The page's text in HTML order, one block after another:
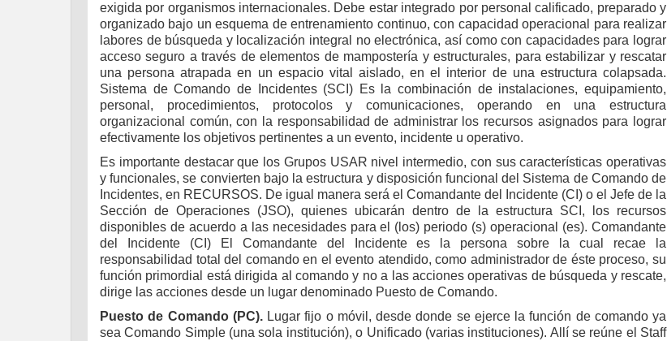
exigida por organismos internacionales. Debe estar integrado por personal calificado, preparado y
organizado bajo un esquema de entrenamiento continuo, con capacidad operacional para realizar
labores de búsqueda y localización integral no electrónica, así como con capacidades para lograr
acceso seguro a través de elementos de mampostería y estructurales, para estabilizar y rescatar
una persona atrapada en un espacio vital aislado, en el interior de una estructura colapsada.
Sistema de Comando de Incidentes (SCI) Es la combinación de instalaciones, equipamiento,
personal, procedimientos, protocolos y comunicaciones, operando en una estructura
organizacional común, con la responsabilidad de administrar los recursos asignados para lograr
efectivamente los objetivos pertinentes a un evento, incidente u operativo.
Es importante destacar que los Grupos USAR nivel intermedio, con sus características operativas
y funcionales, se convierten bajo la estructura y disposición funcional del Sistema de Comando de
Incidentes, en RECURSOS. De igual manera será el Comandante del Incidente (CI) o el Jefe de la
Sección de Operaciones (JSO), quienes ubicarán dentro de la estructura SCI, los recursos
disponibles de acuerdo a las necesidades para el (los) periodo (s) operacional (es). Comandante
del Incidente (CI) El Comandante del Incidente es la persona sobre la cual recae la
responsabilidad total del comando en el evento atendido, como administrador de éste proceso, su
función primordial está dirigida al comando y no a las acciones operativas de búsqueda y rescate,
dirige las acciones desde un lugar denominado Puesto de Comando.
Puesto de Comando (PC).Lugar fijo o móvil, desde donde se ejerce la función de comando ya
sea Comando Simple (una sola institución), o Unificado (varias instituciones). Allí se reúne el Staff